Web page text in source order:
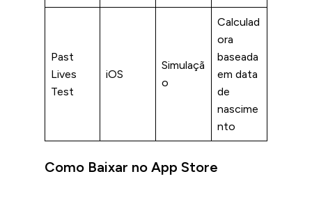
Past
Lives
Test
iOS
Simulaçã
o
Calculad
ora
baseada
em data
de
nascime
nto
Como Baixar no App Store